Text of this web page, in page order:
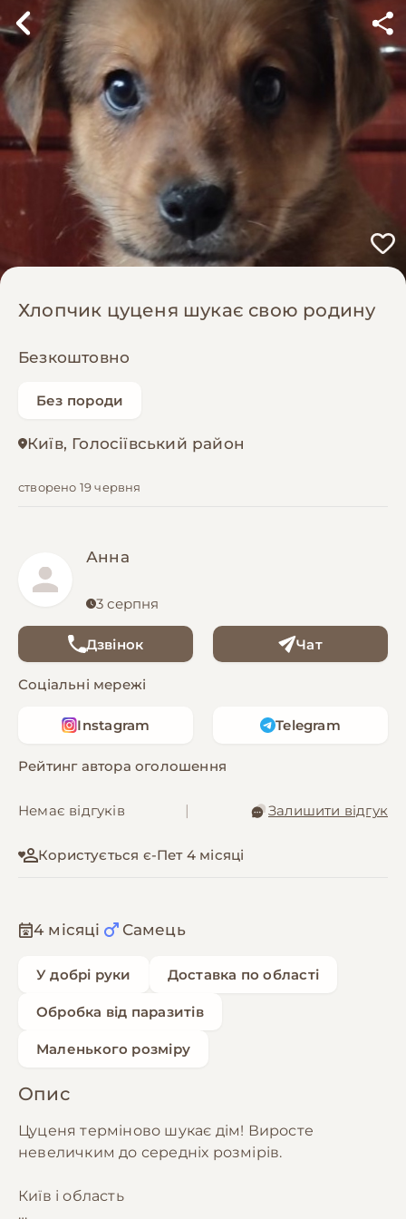
Хлопчик цуценя шукає свою родину
Безкоштовно
Без породи
Київ, Голосіївський район
створено 19 червня
Анна
3 серпня
Дзвінок Чат
Соціальні мережі
Instagram Telegram
Рейтинг автора оголошення
Немає відгуків Залишити відгук
Користується є-Пет 4 місяці
4 місяці Самець
У добрі руки Доставка по області
Обробка від паразитів
Маленького розміру
Опис
Цуценя терміново шукає дім! Виросте
невеличким до середніх розмірів.
Київ і область